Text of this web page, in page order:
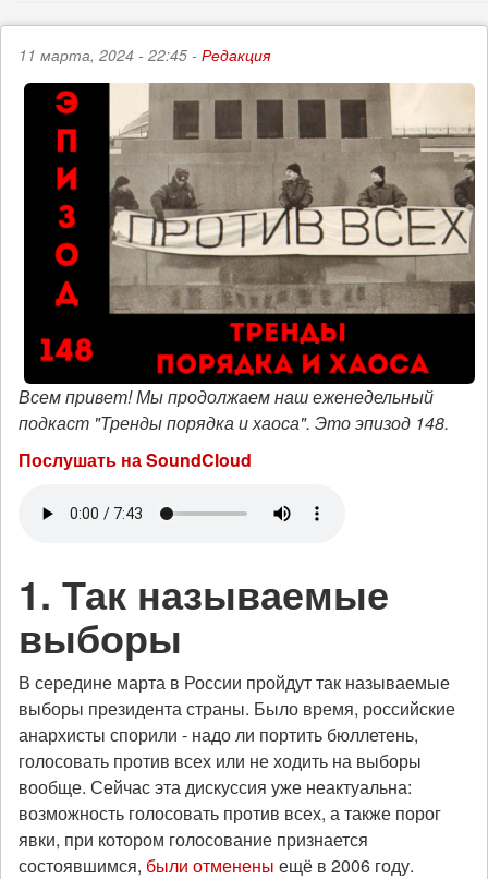
11 марта, 2024 - 22:45 - Редакция
Всем привет! Мы продолжаем наш еженедельный
подкаст "Тренды порядка и хаоса". Это эпизод 148.
Послушать на SoundCloud
1. Так называемые
выборы
В середине марта в России пройдут так называемые
выборы президента страны. Было время, российские
анархисты спорили - надо ли портить бюллетень,
голосовать против всех или не ходить на выборы
вообще. Сейчас эта дискуссия уже неактуальна:
возможность голосовать против всех, а также порог
явки, при котором голосование признается
состоявшимся, были отменены ещё в 2006 году.